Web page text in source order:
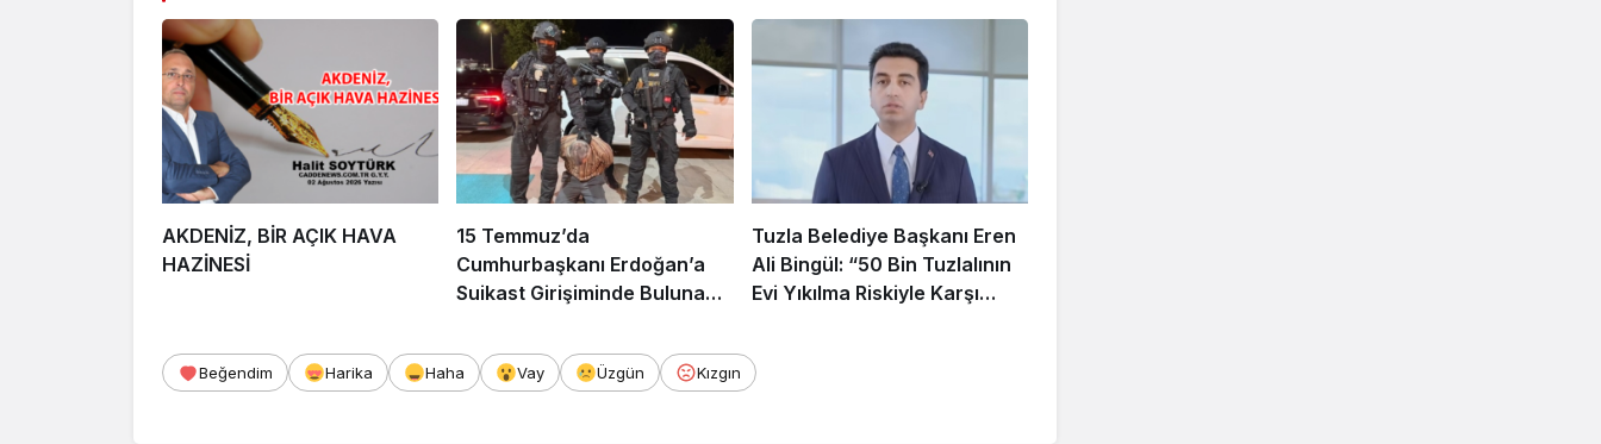
AKDENİZ, BİR AÇIK HAVA
HAZİNESİ
15 Temmuz’da
Cumhurbaşkanı Erdoğan’a
Suikast Girişiminde Bulunan
Afyonkarahisar’da Yakalandı
Tuzla Belediye Başkanı Eren
Ali Bingül: “50 Bin Tuzlalının
Evi Yıkılma Riskiyle Karşı
Beğendim Harika Haha Vay Üzgün Kızgın